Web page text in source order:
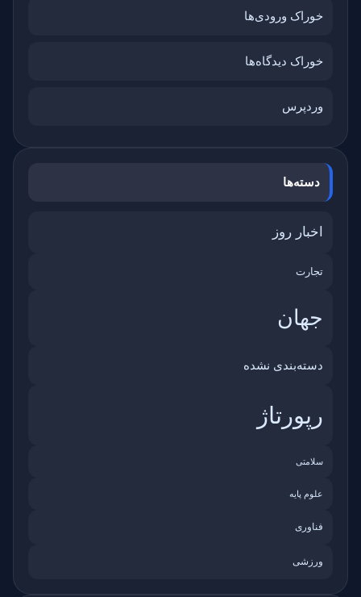
خوراک ورودی‌ها
خوراک دیدگاه‌ها
وردپرس
دسته‌ها
اخبار روز
تجارت
جهان
دسته‌بندی نشده
رپورتاژ
سلامتی
علوم پایه
فناوری
ورزشی